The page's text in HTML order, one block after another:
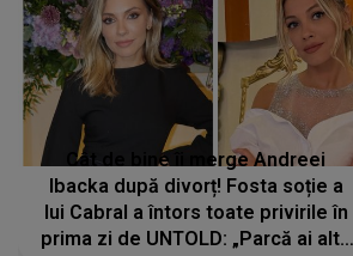
Cât de bine îi merge Andreei
Ibacka după divorț! Fosta soție a
lui Cabral a întors toate privirile în
prima zi de UNTOLD: „Parcă ai altă